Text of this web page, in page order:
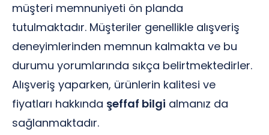
müşteri memnuniyeti ön planda
tutulmaktadır. Müşteriler genellikle alışveriş
deneyimlerinden memnun kalmakta ve bu
durumu yorumlarında sıkça belirtmektedirler.
Alışveriş yaparken, ürünlerin kalitesi ve
fiyatları hakkında şeffaf bilgi almanız da
sağlanmaktadır.